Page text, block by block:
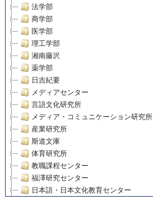
法学部
商学部
医学部
理工学部
湘南藤沢
薬学部
日吉紀要
メディアセンター
言語文化研究所
メディア・コミュニケーション研究所
産業研究所
斯道文庫
体育研究所
教職課程センター
福澤研究センター
日本語・日本文化教育センター